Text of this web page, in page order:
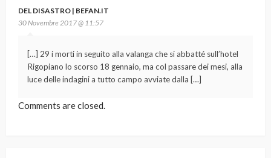
DEL DISASTRO | BEFAN.IT
30 Novembre 2017 @ 11:57
[…] 29 i morti in seguito alla valanga che si abbatté sull’hotel
Rigopiano lo scorso 18 gennaio, ma col passare dei mesi, alla
luce delle indagini a tutto campo avviate dalla […]
Comments are closed.